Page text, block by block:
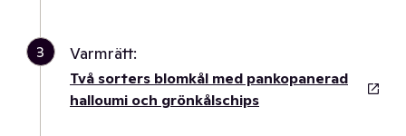
3 Varmrätt:
Två sorters blomkål med pankopanerad
halloumi och grönkålschips